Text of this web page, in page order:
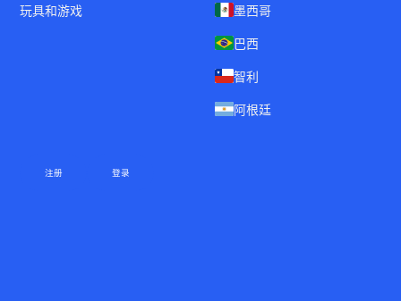
玩具和游戏
墨西哥
巴西
智利
阿根廷
注册 登录